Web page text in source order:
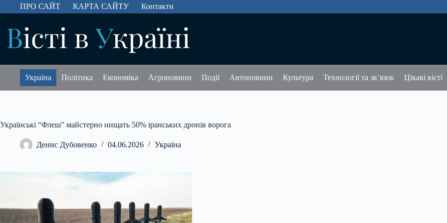
Перейти
до
ПРО САЙТ КАРТА САЙТУ Контакти
Україна Політика Економіка Агроновини Події Автоновини Культура Технології та зв’язок Цікаві вісті
Українські “Флеш” майстерно нищать 50% іранських дронів ворога
Денис Дубовенко 04.06.2026 Україна